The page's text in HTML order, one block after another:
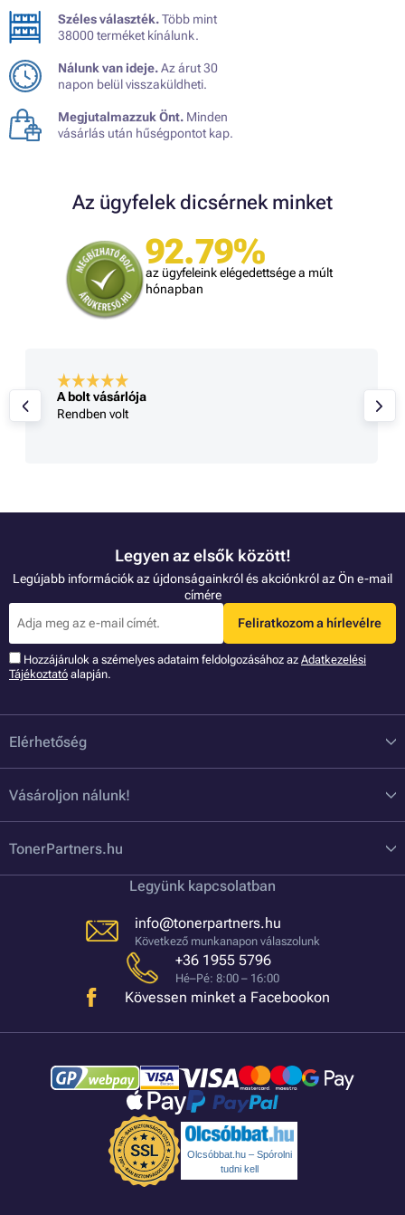
Széles választék.Több mint
38000 terméket kínálunk.
Nálunk van ideje.Az árut 30
napon belül visszaküldheti.
Megjutalmazzuk Önt. Minden
vásárlás után hűségpontot kap.
Az ügyfelek dicsérnek minket
92.79%
az ügyfeleink elégedettsége a múlt
hónapban
A bolt vásárlója
Rendben volt
Legyen az elsők között!
Legújabb információk az újdonságainkról és akciónkról az Ön e-mail
címére
Feliratkozom a hírlevélre
Hozzájárulok a szémelyes adataim feldolgozásához az Adatkezelési
Tájékoztató alapján.
Elérhetőség
Vásároljon nálunk!
TonerPartners.hu
Legyünk kapcsolatban
info@tonerpartners.hu
Következő munkanapon válaszolunk
+36 1955 5796
Hé–Pé: 8:00 – 16:00
Kövessen minket a Facebookon
Olcsóbbat.hu – Spórolni
tudni kell